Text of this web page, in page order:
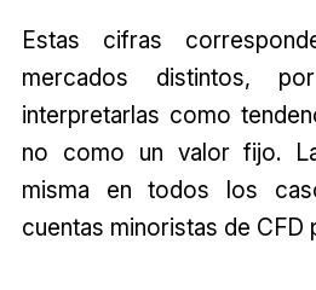
Estas cifras
mercados distintos,
interpretarlas como
no como un valor fijo.
misma en todos los
cuentas minoristas de CFD